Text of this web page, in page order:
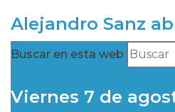
Alejandro Sanz
Buscar en esta web
Viernes 7 de